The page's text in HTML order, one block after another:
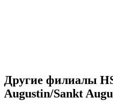
Другие филиалы
Augustin/Sankt